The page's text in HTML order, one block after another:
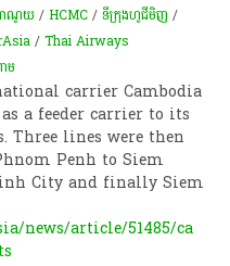
ាណូយ /HCMC /ទីក្រុងហូជីមិញ /
/Thai Airways
ម
carrier Cambodia
a feeder carrier to its
Three lines were then
Penh to Siem
City and finally Siem
news/article/51485/ca